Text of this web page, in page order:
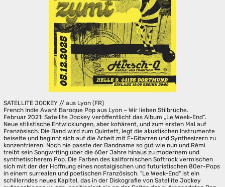
SATELLITE JOCKEY // aus Lyon (FR)
French Indie Avant Baroque Pop aus Lyon – Wir lieben Stilbrüche.
Februar 2021: Satellite Jockey veröffentlicht das Album „Le Week-End“.
Neue stilistische Entwicklungen, aber kohärent, und zum ersten Mal auf
Französisch. Die Band wird zum Quintett, legt die akustischen Instrumente
beiseite und beginnt sich auf die Arbeit mit E-Gitarren und Synthesizern zu
konzentrieren. Noch nie passte der Bandname so gut wie nun und Rémi
treibt sein Songwriting über die 60er Jahre hinaus zu modernem und
synthetischerem Pop. Die Farben des kalifornischen Softrock vermischen
sich mit der der Hoffnung eines nostalgischen und futuristischen 80er-Pops
in einem surrealen und poetischen Französisch. "Le Week-End" ist ein
schillerndes neues Kapitel, das in der Diskografie von Satellite Jockey